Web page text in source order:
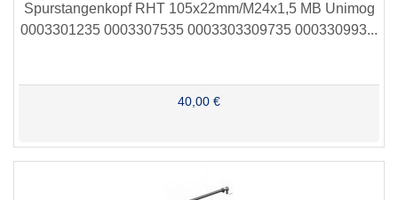
Spurstangenkopf RHT 105x22mm/M24x1,5 MB Unimog
0003301235 0003307535 0003303309735 000330993...
40,00 €